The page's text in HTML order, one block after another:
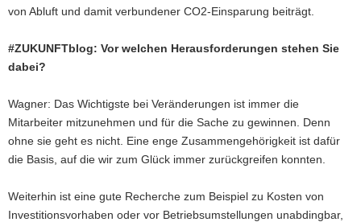
von Abluft und damit verbundener CO2-Einsparung beiträgt.
#ZUKUNFTblog: Vor welchen Herausforderungen stehen Sie
dabei?
Wagner: Das Wichtigste bei Veränderungen ist immer die
Mitarbeiter mitzunehmen und für die Sache zu gewinnen. Denn
ohne sie geht es nicht. Eine enge Zusammengehörigkeit ist dafür
die Basis, auf die wir zum Glück immer zurückgreifen konnten.
Weiterhin ist eine gute Recherche zum Beispiel zu Kosten von
Investitionsvorhaben oder vor Betriebsumstellungen unabdingbar,